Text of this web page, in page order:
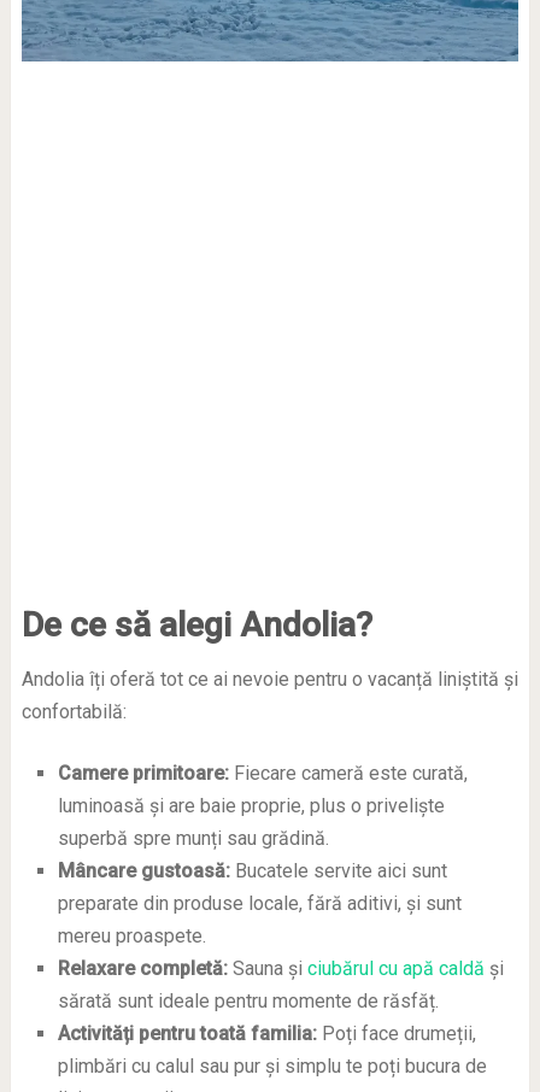
De ce să alegi Andolia?
Andolia îți oferă tot ce ai nevoie pentru o vacanță liniștită și
confortabilă:
Camere primitoare:Fiecare cameră este curată,
luminoasă și are baie proprie, plus o priveliște
superbă spre munți sau grădină.
Mâncare gustoasă:Bucatele servite aici sunt
preparate din produse locale, fără aditivi, și sunt
mereu proaspete.
Relaxare completă:Sauna și ciubărul cu apă caldă și
sărată sunt ideale pentru momente de răsfăț.
Activități pentru toată familia:Poți face drumeții,
plimbări cu calul sau pur și simplu te poți bucura de